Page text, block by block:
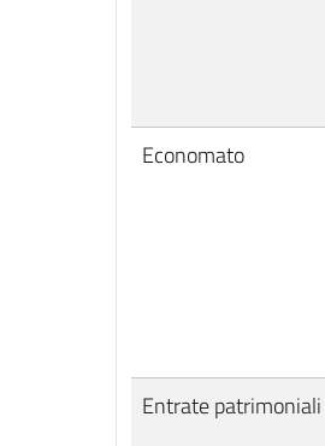
Economato
Entrate patrimoniali